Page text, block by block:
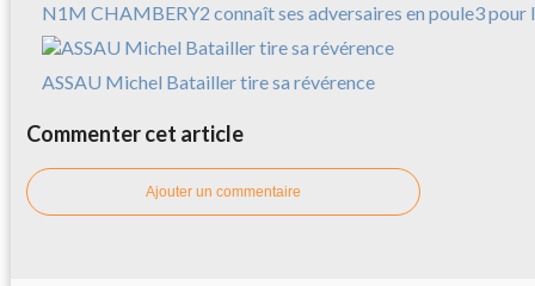
N1M CHAMBERY2 connaît ses adversaires en poule3 pour
ASSAU Michel Batailler tire sa révérence
Commenter cet article
Ajouter un commentaire